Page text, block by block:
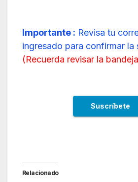
Importante : Revisa tu
ingresado para confirmar la
(Recuerda revisar la
Relacionado